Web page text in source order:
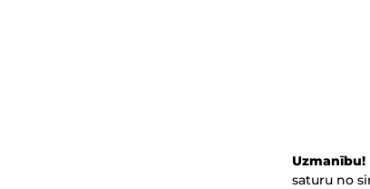
Uzmanību!
saturu no